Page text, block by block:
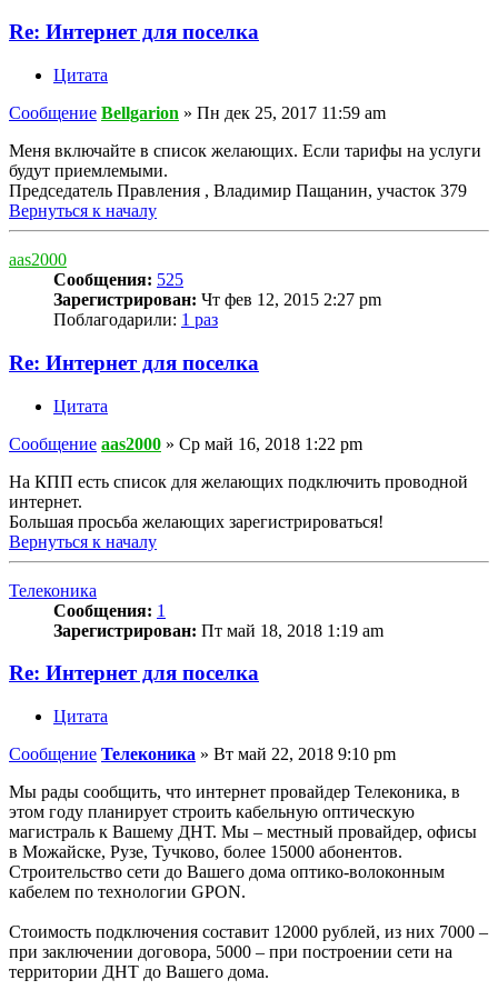
Re: Интернет для поселка
Цитата
Сообщение Bellgarion » Пн дек 25, 2017 11:59 am
Меня включайте в список желающих. Если тарифы на услуги
будут приемлемыми.
Председатель Правления , Владимир Пащанин, участок 379
Вернуться к началу
aas2000
Сообщения: 525
Зарегистрирован: Чт фев 12, 2015 2:27 pm
Поблагодарили: 1 раз
Re: Интернет для поселка
Цитата
Сообщение aas2000 » Ср май 16, 2018 1:22 pm
На КПП есть список для желающих подключить проводной
интернет.
Большая просьба желающих зарегистрироваться!
Вернуться к началу
Телеконика
Сообщения: 1
Зарегистрирован: Пт май 18, 2018 1:19 am
Re: Интернет для поселка
Цитата
Сообщение Телеконика » Вт май 22, 2018 9:10 pm
Мы рады сообщить, что интернет провайдер Телеконика, в
этом году планирует строить кабельную оптическую
магистраль к Вашему ДНТ. Мы – местный провайдер, офисы
в Можайске, Рузе, Тучково, более 15000 абонентов.
Строительство сети до Вашего дома оптико-волоконным
кабелем по технологии GPON.
Стоимость подключения составит 12000 рублей, из них 7000 –
при заключении договора, 5000 – при построении сети на
территории ДНТ до Вашего дома.